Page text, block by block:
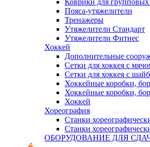
Коврики для
Пояса-утяжелители
Тренажеры
Утяжелители Стандарт
Утяжелители Фитнес
Хоккей
Дополнительные
Сетки для хоккея с
Сетки для хоккея с
Хоккейные коробки,
Хоккейные коробки,
Хоккей
Хореография
Станки
Станки
ОБОРУДОВАНИЕ ДЛЯ